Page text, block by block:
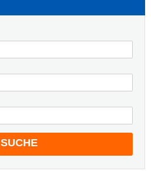
SUCHE